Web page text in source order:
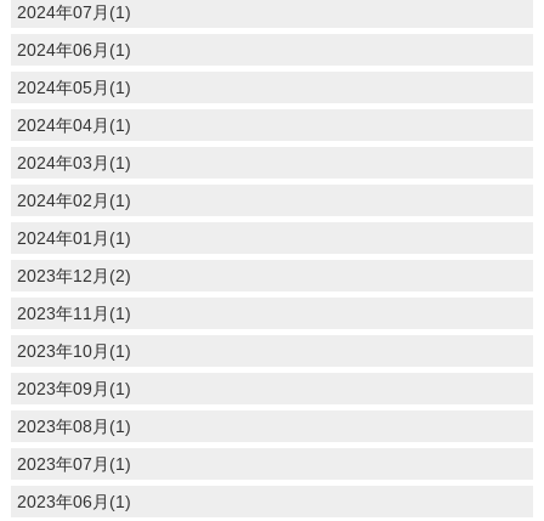
2024年07月(1)
2024年06月(1)
2024年05月(1)
2024年04月(1)
2024年03月(1)
2024年02月(1)
2024年01月(1)
2023年12月(2)
2023年11月(1)
2023年10月(1)
2023年09月(1)
2023年08月(1)
2023年07月(1)
2023年06月(1)